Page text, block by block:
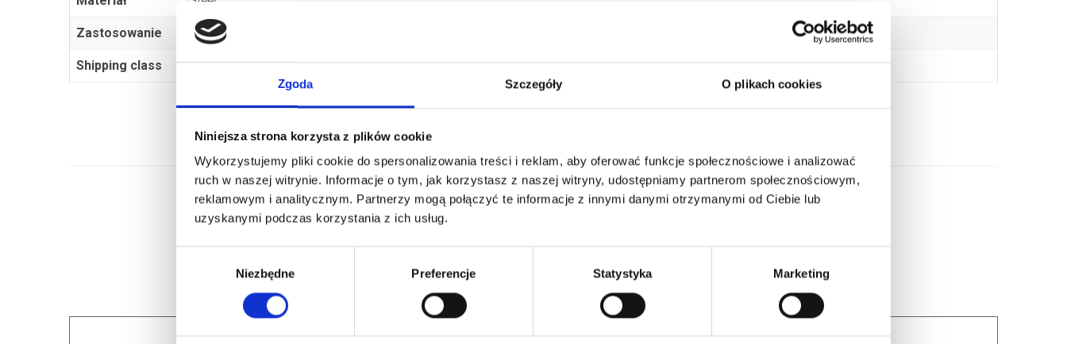
Zgoda Szczegóły O plikach cookies
Niniejsza strona korzysta z plików cookie
Wykorzystujemy pliki cookie do spersonalizowania treści i reklam, aby oferować funkcje społecznościowe i analizować
ruch w naszej witrynie. Informacje o tym, jak korzystasz z naszej witryny, udostępniamy partnerom społecznościowym,
reklamowym i analitycznym. Partnerzy mogą połączyć te informacje z innymi danymi otrzymanymi od Ciebie lub
uzyskanymi podczas korzystania z ich usług.
Niezbędne Preferencje Statystyka Marketing
Zastosowanie sectional door
Shipping class Standard
RELATED PRODUCTS